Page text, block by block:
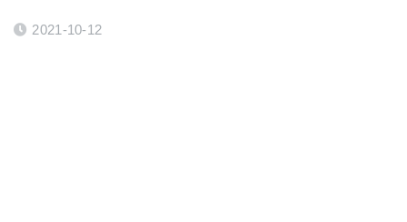
2021-10-12